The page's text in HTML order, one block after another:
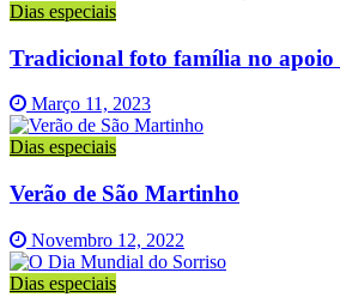
Dias especiais
Tradicional foto família no apoio
Março 11, 2023
Dias especiais
Verão de São Martinho
Novembro 12, 2022
Dias especiais